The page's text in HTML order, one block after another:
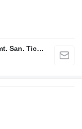
Netmak Endüstriyel Ahşap Makinaları İmt. San. Tic. A.Ş.